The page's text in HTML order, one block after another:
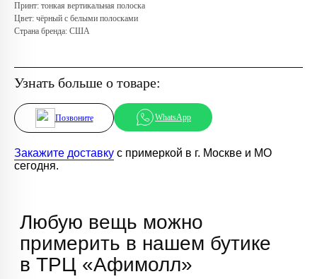
Принт: тонкая вертикальная полоска
Цвет: чёрный с белыми полосками
Страна бренда: США
Узнать больше о товаре:
Позвоните WhatsApp
Закажите доставку с примеркой в г. Москве и МО
сегодня.